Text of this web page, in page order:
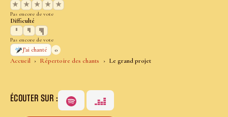
Accueil Répertoire des chants Le grand projet
★
★ ★ ★ ★
Pas encore de vote
Difficulté
Pas encore de vote
J’ai chanté
0
ÉCOUTER SUR :